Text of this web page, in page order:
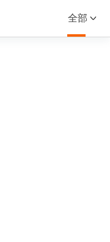
全部